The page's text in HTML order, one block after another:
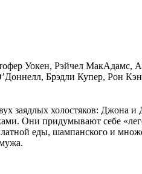
Уокен, Рэйчел МакАдамс,
Брэдли Купер, Рон
заядлых холостяков: Джона и
Они придумывают себе
еды, шампанского и